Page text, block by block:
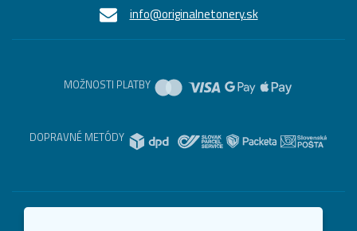
info@originalnetonery.sk
MOŽNOSTI PLATBY
DOPRAVNÉ METÓDY